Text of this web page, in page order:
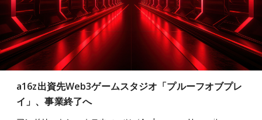
a16z出資先Web3ゲームスタジオ「プルーフオブプレ
イ」、事業終了へ